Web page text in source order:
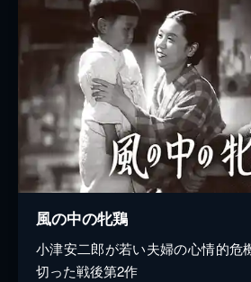
風の中の牝鶏
小津安二郎が若い夫婦の心情的危
切った戦後第2作